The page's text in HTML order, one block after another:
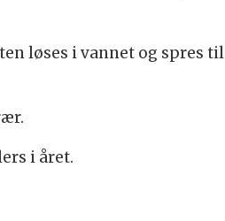
løses i vannet og spres til
i året.